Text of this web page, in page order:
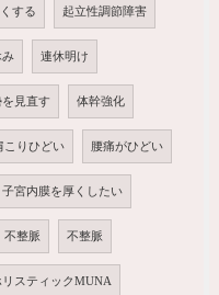
する 起立性調節障害
み 連休明け
を見直す 体幹強化
こりひどい 腰痛がひどい
子宮内膜を厚くしたい
不整脈 不整脈
リスティックMUNA